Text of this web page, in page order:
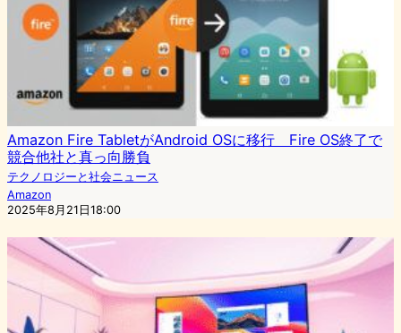
Amazon Fire TabletがAndroid OSに移行 Fire OS終了で
競合他社と真っ向勝負
テクノロジーと社会ニュース
Amazon
2025年8月21日18:00